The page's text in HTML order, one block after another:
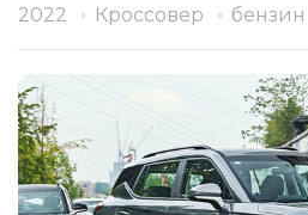
2022 Кроссовер бензин